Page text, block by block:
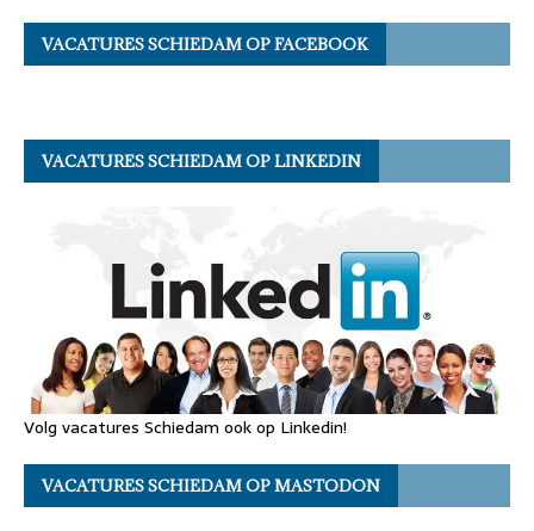
VACATURES SCHIEDAM OP FACEBOOK
VACATURES SCHIEDAM OP LINKEDIN
Volg vacatures Schiedam ook op Linkedin!
VACATURES SCHIEDAM OP MASTODON